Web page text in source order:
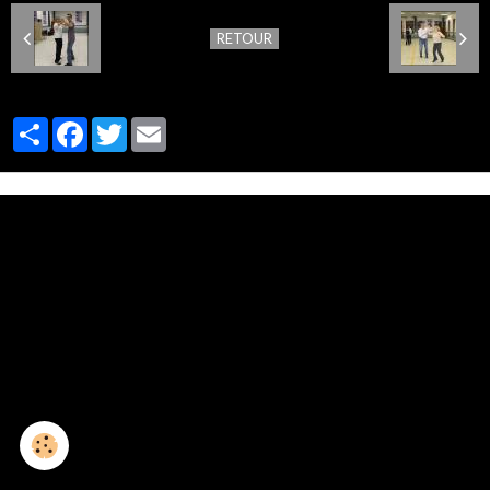
RETOUR
PartagerFacebook
Twitter